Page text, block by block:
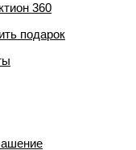
360
подарок